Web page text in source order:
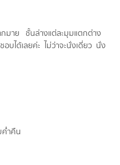
มาย ชั้นล่างแต่ละมุมแตกต่าง
บได้เลยค่ะ ไม่ว่าจะนั่งเดี่ยว นั่ง
ค่ำคืน